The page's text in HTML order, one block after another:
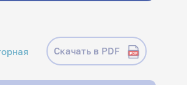
Скачать в PDF